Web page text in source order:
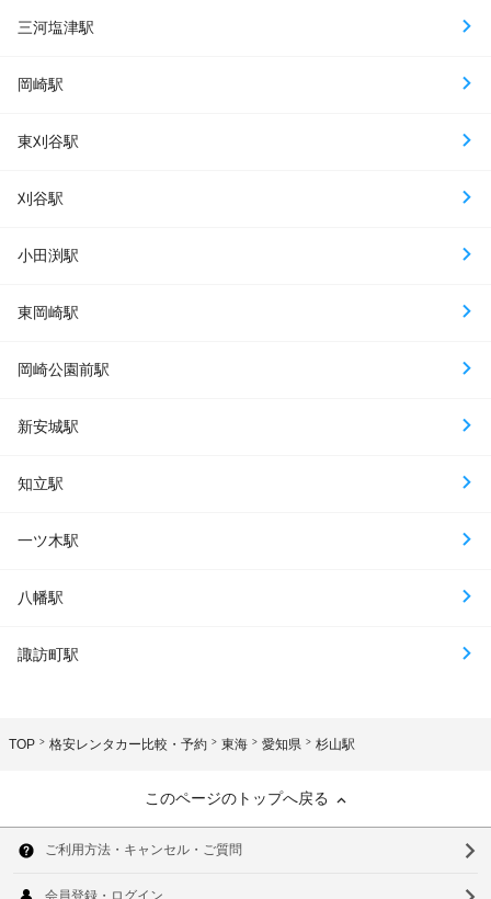
三河塩津駅
岡崎駅
東刈谷駅
刈谷駅
小田渕駅
東岡崎駅
岡崎公園前駅
新安城駅
知立駅
一ツ木駅
八幡駅
諏訪町駅
TOP 格安レンタカー比較・予約 東海 愛知県 杉山駅
このページのトップへ戻る